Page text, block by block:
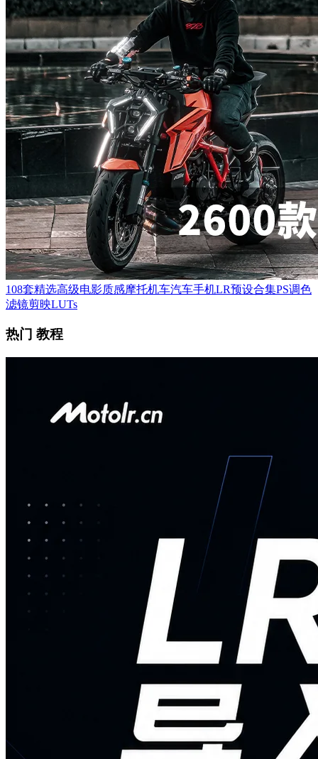
108套精选高级电影质感摩托机车汽车手机LR预设合集PS调色
滤镜剪映LUTs
热门 教程